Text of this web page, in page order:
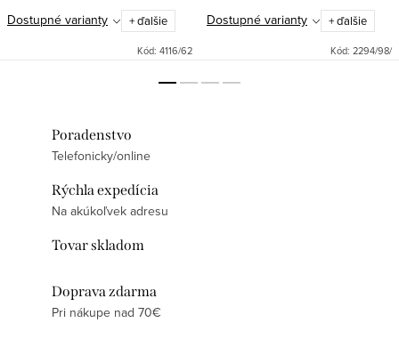
Dostupné varianty + ďalšie
Kód: 4116/62
Dostupné varianty + ďalšie
Kód: 2294/98/
Poradenstvo
Telefonicky/online
Rýchla expedícia
Na akúkoľvek adresu
Tovar skladom
Doprava zdarma
Pri nákupe nad 70€